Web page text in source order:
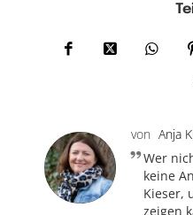
von Anja
Wer
keine
Kieser,
zeigen